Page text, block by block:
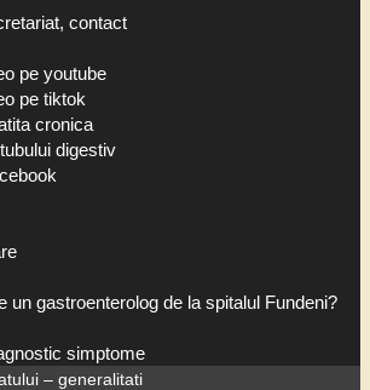
contact
pe youtube
pe tiktok
cronica
digestiv
un gastroenterolog de la spitalul Fundeni?
simptome
– generalitati